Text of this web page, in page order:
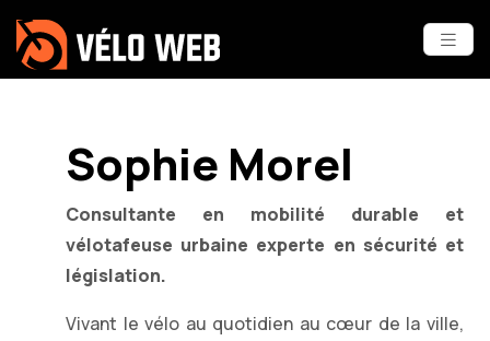
Sophie Morel
Consultante en mobilité durable et
vélotafeuse urbaine experte en sécurité et
législation.
Vivant le vélo au quotidien au cœur de la ville,